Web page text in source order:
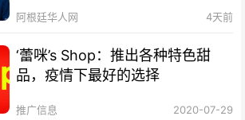
阿根廷华人网 4天前
‘蕾咪’s Shop：推出各种特色甜
品，疫情下最好的选择
推广信息 2020-07-29